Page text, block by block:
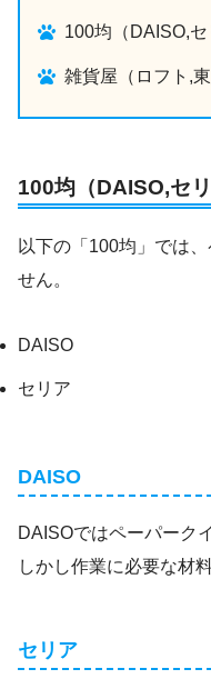
100均（DAISO,セ
雑貨屋（ロフト,東
100均（DAISO,セリ
以下の「100均」では
せん。
DAISO
セリア
DAISO
DAISOではペーパーク
しかし作業に必要な材
セリア